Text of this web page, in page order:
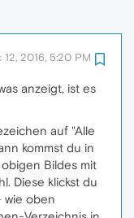
12, 2016, 5:20 PM
anzeigt, ist es
auf "Alle
kommst du in
Bildes mit
Diese klickst du
wie oben